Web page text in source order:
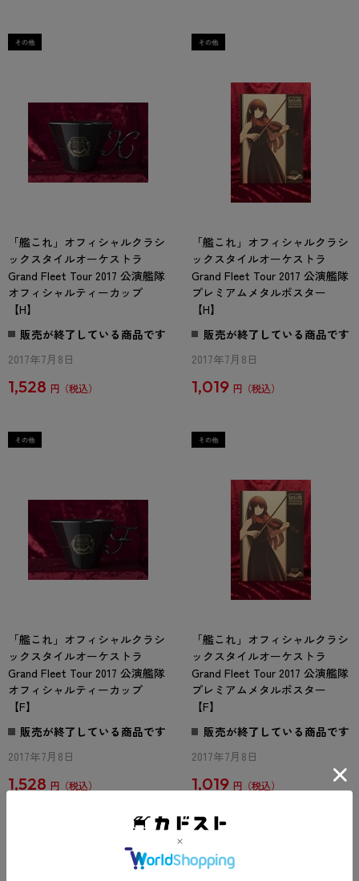
「艦これ」オフィシャルクラシ
ックスタイルオーケストラ
Grand Fleet Tour 2017 公演艦隊
オフィシャルティーカップ
【H】
販売が終了している商品です
2017年7月8日
1,528 円
「艦これ」オフィシャルクラシ
ックスタイルオーケストラ
Grand Fleet Tour 2017 公演艦隊
プレミアムメタルポスター
【H】
販売が終了している商品です
2017年7月8日
1,019 円
「艦これ」オフィシャルクラシ
ックスタイルオーケストラ
Grand Fleet Tour 2017 公演艦隊
オフィシャルティーカップ
【F】
販売が終了している商品です
2017年7月8日
1,528 円
「艦これ」オフィシャルクラシ
ックスタイルオーケストラ
Grand Fleet Tour 2017 公演艦隊
プレミアムメタルポスター
【F】
販売が終了している商品です
2017年7月8日
1,019 円